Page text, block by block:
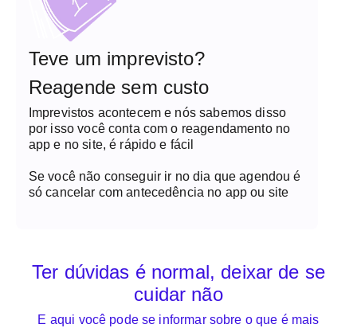
Teve um imprevisto?
Reagende sem custo
Imprevistos acontecem e nós sabemos disso
por isso você conta com o reagendamento no
app e no site, é rápido e fácil
Se você não conseguir ir no dia que agendou é
só cancelar com antecedência no app ou site
Ter dúvidas é normal, deixar de se
cuidar não
E aqui você pode se informar sobre o que é mais